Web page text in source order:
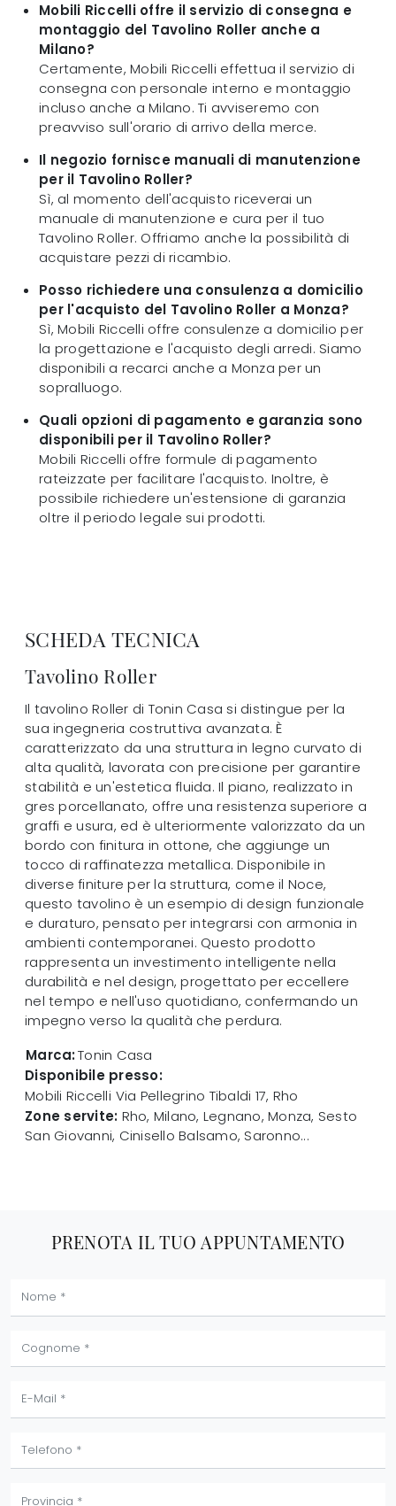
Mobili Riccelli offre il servizio di consegna e
montaggio del Tavolino Roller anche a
Milano?
Certamente, Mobili Riccelli effettua il servizio di
consegna con personale interno e montaggio
incluso anche a Milano. Ti avviseremo con
preavviso sull'orario di arrivo della merce.
Il negozio fornisce manuali di manutenzione
per il Tavolino Roller?
Sì, al momento dell'acquisto riceverai un
manuale di manutenzione e cura per il tuo
Tavolino Roller. Offriamo anche la possibilità di
acquistare pezzi di ricambio.
Posso richiedere una consulenza a domicilio
per l'acquisto del Tavolino Roller a Monza?
Sì, Mobili Riccelli offre consulenze a domicilio per
la progettazione e l'acquisto degli arredi. Siamo
disponibili a recarci anche a Monza per un
sopralluogo.
Quali opzioni di pagamento e garanzia sono
disponibili per il Tavolino Roller?
Mobili Riccelli offre formule di pagamento
rateizzate per facilitare l'acquisto. Inoltre, è
possibile richiedere un'estensione di garanzia
oltre il periodo legale sui prodotti.
SCHEDA TECNICA
Tavolino Roller
Il tavolino Roller di Tonin Casa si distingue per la
sua ingegneria costruttiva avanzata. È
caratterizzato da una struttura in legno curvato di
alta qualità, lavorata con precisione per garantire
stabilità e un'estetica fluida. Il piano, realizzato in
gres porcellanato, offre una resistenza superiore a
graffi e usura, ed è ulteriormente valorizzato da un
bordo con finitura in ottone, che aggiunge un
tocco di raffinatezza metallica. Disponibile in
diverse finiture per la struttura, come il Noce,
questo tavolino è un esempio di design funzionale
e duraturo, pensato per integrarsi con armonia in
ambienti contemporanei. Questo prodotto
rappresenta un investimento intelligente nella
durabilità e nel design, progettato per eccellere
nel tempo e nell'uso quotidiano, confermando un
impegno verso la qualità che perdura.
Marca:Tonin Casa
Disponibile presso:
Mobili Riccelli Via Pellegrino Tibaldi 17, Rho
Zone servite: Rho, Milano, Legnano, Monza, Sesto
San Giovanni, Cinisello Balsamo, Saronno...
PRENOTA IL TUO APPUNTAMENTO